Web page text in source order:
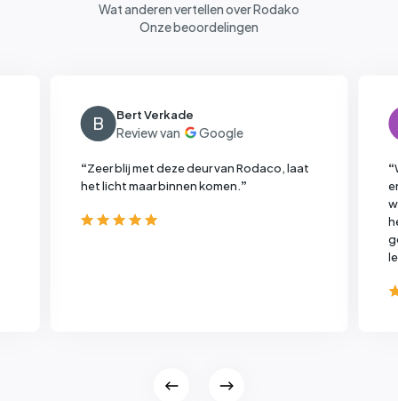
Wat anderen vertellen over Rodako
Onze beoordelingen
Bert Verkade
B
“Zeer blij met deze deur van Rodaco, laat
het licht maar binnen komen.”
“